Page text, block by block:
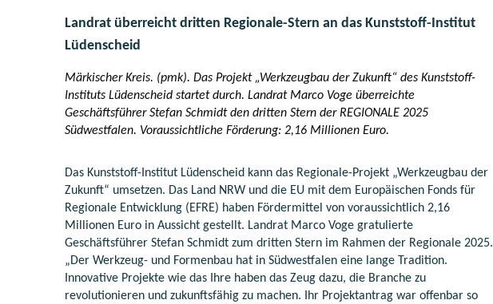
Landrat überreicht dritten Regionale-Stern an das Kunststoff-Institut
Lüdenscheid
Märkischer Kreis. (pmk). Das Projekt „Werkzeugbau der Zukunft“ des Kunststoff-
Instituts Lüdenscheid startet durch. Landrat Marco Voge überreichte
Geschäftsführer Stefan Schmidt den dritten Stern der REGIONALE 2025
Südwestfalen. Voraussichtliche Förderung: 2,16 Millionen Euro.
Das Kunststoff-Institut Lüdenscheid kann das Regionale-Projekt „Werkzeugbau der
Zukunft“ umsetzen. Das Land NRW und die EU mit dem Europäischen Fonds für
Regionale Entwicklung (EFRE) haben Fördermittel von voraussichtlich 2,16
Millionen Euro in Aussicht gestellt. Landrat Marco Voge gratulierte
Geschäftsführer Stefan Schmidt zum dritten Stern im Rahmen der Regionale 2025.
„Der Werkzeug- und Formenbau hat in Südwestfalen eine lange Tradition.
Innovative Projekte wie das Ihre haben das Zeug dazu, die Branche zu
revolutionieren und zukunftsfähig zu machen. Ihr Projektantrag war offenbar so